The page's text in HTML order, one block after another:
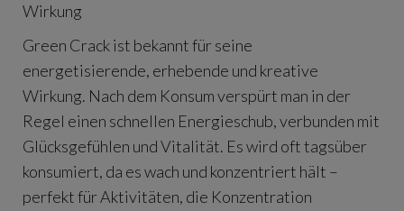
Wirkung
Green Crack ist bekannt für seine
energetisierende, erhebende und kreative
Wirkung. Nach dem Konsum verspürt man in der
Regel einen schnellen Energieschub, verbunden mit
Glücksgefühlen und Vitalität. Es wird oft tagsüber
konsumiert, da es wach und konzentriert hält –
perfekt für Aktivitäten, die Konzentration